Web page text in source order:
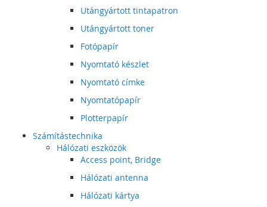
Utángyártott tintapatron
Utángyártott toner
Fotópapír
Nyomtató készlet
Nyomtató címke
Nyomtatópapír
Plotterpapír
Számítástechnika
Hálózati eszközök
Access point, Bridge
Hálózati antenna
Hálózati kártya